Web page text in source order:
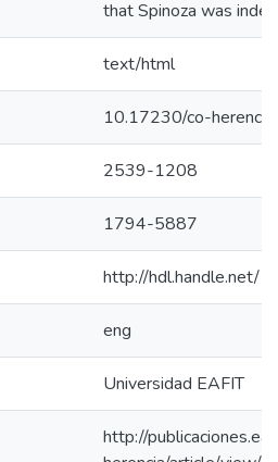
that Spinoza was
text/html
10.17230/co-
2539-1208
1794-5887
http://hdl.handle.net/
eng
Universidad EAFIT
http://